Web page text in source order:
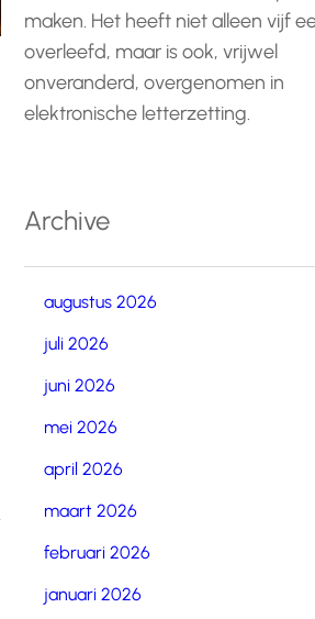
maken. Het heeft niet alleen vijf
overleefd, maar is ook, vrijwel
onveranderd, overgenomen in
elektronische letterzetting.
Archive
augustus 2026
juli 2026
juni 2026
mei 2026
april 2026
maart 2026
februari 2026
januari 2026